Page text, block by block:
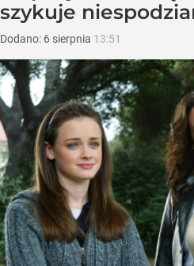
szykuje
Dodano: 6 sierpnia 13:51